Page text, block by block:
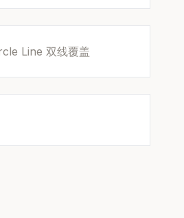
Line 双线覆盖